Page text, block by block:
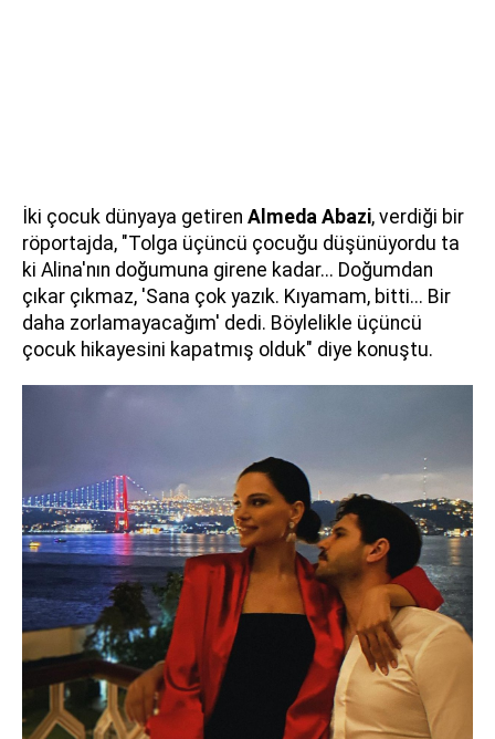
İki çocuk dünyaya getiren Almeda Abazi, verdiği bir
röportajda, "Tolga üçüncü çocuğu düşünüyordu ta
ki Alina'nın doğumuna girene kadar... Doğumdan
çıkar çıkmaz, 'Sana çok yazık. Kıyamam, bitti... Bir
daha zorlamayacağım' dedi. Böylelikle üçüncü
çocuk hikayesini kapatmış olduk" diye konuştu.